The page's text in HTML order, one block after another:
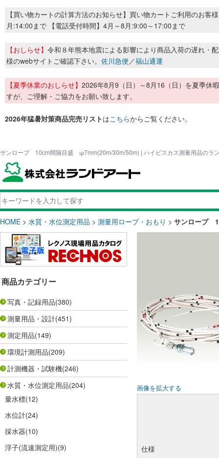
【買い物カートの計算方法のお知らせ】買い物カートご利用のお客
月:14:00まで 【電話受付時間】4月～8月:9:00～17:00まで
【おしらせ】 令和８年熊本地震による影響により商品入荷の遅れ・
様のwebサイトご確認下さい。 佐川急便／福山通運
【夏季休業のおしらせ】 2026年8月9（日）～8月16（日）を夏季休
すが、ご理解・ご協力をお願い致します。
2026年猛暑対策商品完売リストはこちらからご覧ください。
サンロープ 10cm間隔目盛 φ7mm(20m/30m/50m) | ハイビスカス測量用品のラ
HOME > 水質・水位測定用品 > 測量用ロープ・おもり > サンロープ
商品カテゴリー
写真・記録用品(380)
測量用品・設計(451)
測定用品(149)
環境計測用品(209)
計測機器・試験機(246)
水質・水位測定用品(204)
量水標(12)
水位計(24)
採水器(10)
浮子(流速測定用)(9)
画像を拡大する
仕様